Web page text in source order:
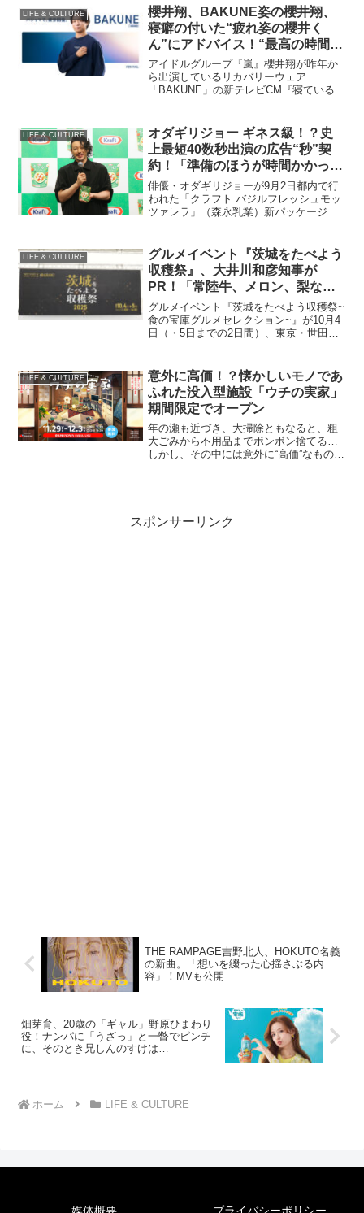
としてブルガリのアンバサダーたちと名
を連ねることになった。
LIFE & CULTURE
櫻井翔、BAKUNE姿の櫻井翔、
寝癖の付いた“疲れ姿の櫻井く
ん”にアドバイス！“最高の時間の
有効活用”は…
アイドルグループ『嵐』櫻井翔が昨年か
ら出演しているリカバリーウェア
「BAKUNE」の新テレビCM『寝ている時
LIFE & CULTURE
オダギリジョー ギネス級！？史
上最短40数秒出演の広告“秒”契
約！「準備のほうが時間かかって
る」吹き出し笑い
俳優・オダギリジョーが9月2日都内で行
われた「クラフト バジルフレッシュモッ
ツァレラ」（森永乳業）新パッケージ発
強調したイベントに、オダギリジョーさ
んもたびたび噴き出すほど。
LIFE & CULTURE
グルメイベント『茨城をたべよう
収穫祭』、大井川和彦知事が
PR！「常陸牛、メロン、梨など
ブランド化も…」
グルメイベント『茨城をたべよう収穫祭~
食の宝庫グルメセレクション~』が10月4
日（・5日までの2日間）、東京・世田谷
店や、茨城県民が愛する「地元最強グル
メ」など総勢 70 を超える茨城…
LIFE & CULTURE
意外に高価！？懐かしいモノであ
ふれた没入型施設「ウチの実家」
期間限定でオープン
年の瀬も近づき、大掃除ともなると、粗
大ごみから不用品までボンボン捨てる…
しかし、その中には意外に“高価”なもの
スポンサーリンク
THE RAMPAGE吉野北人、HOKUTO名義
の新曲。「想いを綴った心揺さぶる内
容」！MVも公開
畑芽育、20歳の「ギャル」野原ひまわり
役！ナンパに「うざっ」と一瞥でピンチ
に、そのとき兄しんのすけは…
ホーム LIFE & CULTURE